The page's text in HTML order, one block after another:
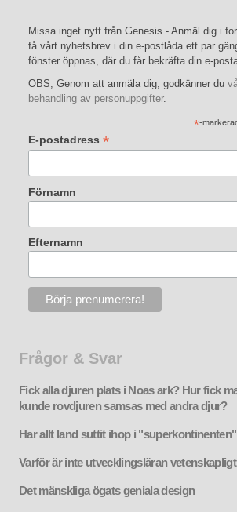
Missa inget nytt från Genesis - Anmäl dig i
få vårt nyhetsbrev i din e-postlåda ett par
fönster öppnas, där du får bekräfta din e-
OBS, Genom att anmäla dig, godkänner du
behandling av personuppgifter.
*-
E-postadress *
Förnamn
Efternamn
Frågor & Svar
Fick alla djuren plats i Noas ark? Hur fick
kunde rovdjuren samsas med andra djur?
Har allt land suttit ihop i
Varför är inte utvecklingsläran
Det mänskliga ögats geniala design